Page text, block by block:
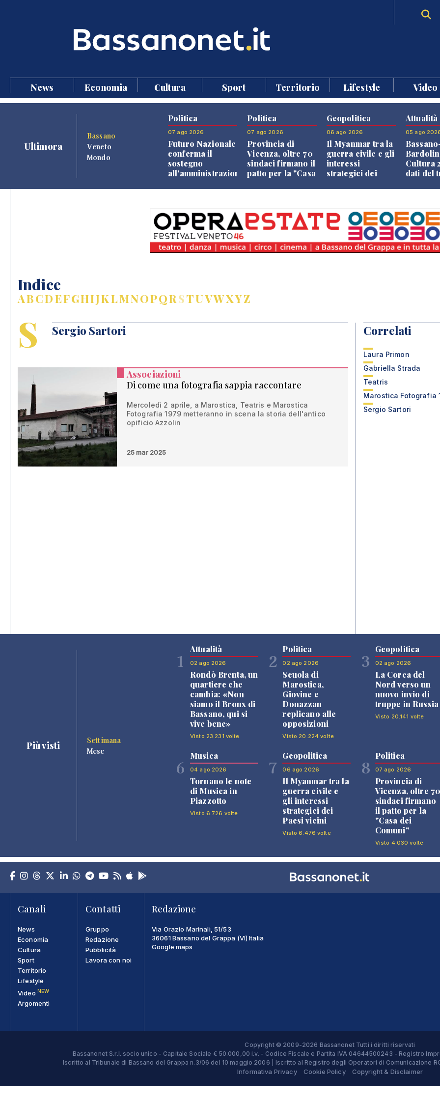
News Economia Cultura Sport Territorio Lifestyle Video
Ultimora
Bassano
Veneto
Mondo
Politica
07 ago 2026
Futuro Nazionale
conferma il
sostegno
all'amministrazione
Politica
07 ago 2026
Provincia di
Vicenza, oltre 70
sindaci firmano il
patto per la "Casa
Geopolitica
06 ago 2026
Il Myanmar tra la
guerra civile e gli
interessi
strategici dei
Attualità
05 ago
Cultura
dati del
Indice
ABCDEFGHIJKLMNOPQRSTUVWXYZ
S Sergio Sartori
Associazioni
Di come una fotografia sappia raccontare
Mercoledì 2 aprile, a Marostica, Teatris e Marostica
Fotografia 1979 metteranno in scena la storia dell'antico
opificio Azzolin
25 mar 2025
Correlati
Laura Primon
Gabriella Strada
Teatris
Marostica Fotografia
Sergio Sartori
Più visti
Settimana
Mese
1
Attualità
02 ago 2026
Rondò Brenta, un
quartiere che
cambia: «Non
siamo il Bronx di
Bassano, qui si
vive bene»
Visto 23.231 volte
2
Politica
02 ago 2026
Scuola di
Marostica,
Giovine e
Donazzan
replicano alle
opposizioni
Visto 20.224 volte
3
Geopolitica
02 ago 2026
La Corea del
Nord verso un
nuovo invio di
truppe in Russia
Visto 20.141 volte
6
Musica
04 ago 2026
Tornano le note
di Musica in
Piazzotto
Visto 6.726 volte
7
Geopolitica
06 ago 2026
Il Myanmar tra la
guerra civile e
gli interessi
strategici dei
Paesi vicini
Visto 6.476 volte
8
Politica
07 ago 2026
Provincia di
Vicenza, oltre
sindaci firmano
il patto per la
"Casa dei
Comuni"
Visto 4.030 volte
Canali
News
Economia
Cultura
Sport
Territorio
Lifestyle
Video NEW
Argomenti
Contatti
Gruppo
Redazione
Pubblicità
Lavora con noi
Redazione
Via Orazio Marinali, 51/53
36061 Bassano del Grappa (VI) Italia
Google maps
Copyright © 2009-2026 Bassanonet Tutti i diritti riservati
Bassanonet S.r.l. socio unico - Capitale Sociale € 50.000,00 i.v. - Codice Fiscale e Partita IVA 04644500243 - Registro
Iscritto al Tribunale di Bassano del Grappa n.3/06 del 10 maggio 2006 | Iscritto al Registro degli Operatori di Comunicazione
Informativa Privacy Cookie Policy Copyright & Disclaimer